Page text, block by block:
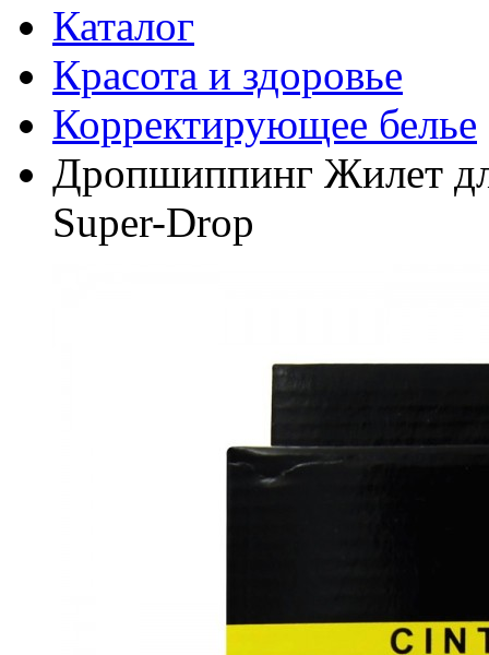
Каталог
Красота и здоровье
Корректирующее белье
Дропшиппинг Жилет
Super-Drop